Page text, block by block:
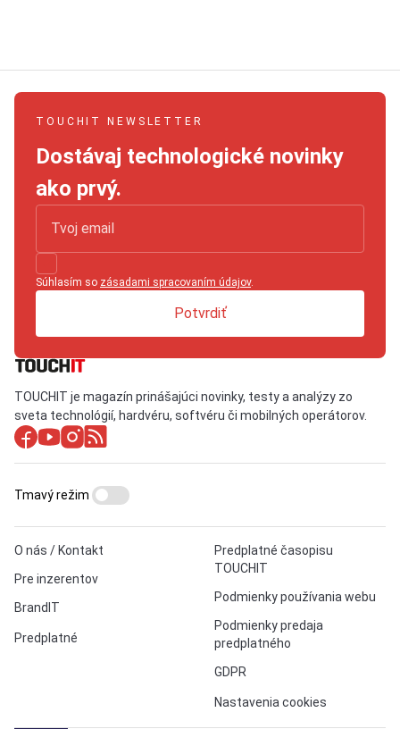
TOUCHIT NEWSLETTER
Dostávaj technologické novinky
ako prvý.
Súhlasím so zásadami spracovaním údajov.
Potvrdiť
TOUCHIT je magazín prinášajúci novinky, testy a analýzy zo
sveta technológií, hardvéru, softvéru či mobilných operátorov.
O nás / Kontakt
Pre inzerentov
BrandIT
Predplatné
Predplatné časopisu
TOUCHIT
Podmienky používania webu
Podmienky predaja
predplatného
GDPR
Nastavenia cookies
Tmavý režim